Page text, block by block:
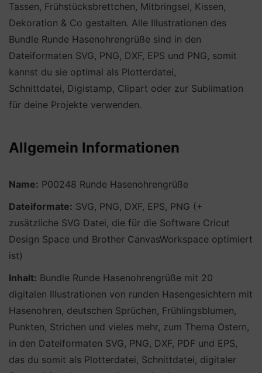
Tassen, Frühstücksbrettchen, Mitbringsel, Kissen,
Dekoration & Co gestalten. Alle Illustrationen des
Bundle Runde Hasenohrengrüße sind in den
Dateiformaten SVG, PNG, DXF, EPS und PNG, somit
kannst du sie optimal als Plotterdatei,
Schnittdatei, Digistamp, Clipart oder zur Sublimation
für deine Projekte verwenden.
Allgemein Informationen
Name: P00248 Runde Hasenohrengrüße
Dateiformate: SVG, PNG, DXF, EPS, PNG (+
zusätzliche SVG Datei, die für die Software Cricut
Design Space und Brother CanvasWorkspace optimiert
ist)
Inhalt: Bundle Runde Hasenohrengrüße mit 20
digitalen Illustrationen von runden Hasengesichtern mit
Hasenohren, deutschen Sprüchen, Frühlingsblumen,
Punkten, Strichen und vieles mehr, zum Thema Ostern,
in den Dateiformaten SVG, PNG, DXF, PDF und EPS,
das du somit als Plotterdatei, Schnittdatei, digitaler